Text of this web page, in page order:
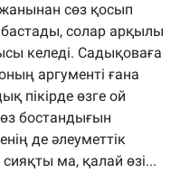
сөз қосып
бастады, солар арқылы
келеді. Садықоваға
аргументі ғана
пікірде өзге ой
бостандығын
де әлеуметтік
сияқты ма, қалай өзі...